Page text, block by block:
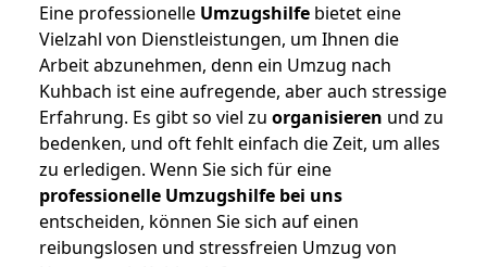
Eine professionelle Umzugshilfe bietet eine
Vielzahl von Dienstleistungen, um Ihnen die
Arbeit abzunehmen, denn ein Umzug nach
Kuhbach ist eine aufregende, aber auch stressige
Erfahrung. Es gibt so viel zu organisieren und zu
bedenken, und oft fehlt einfach die Zeit, um alles
zu erledigen. Wenn Sie sich für eine
professionelle Umzugshilfe bei uns
entscheiden, können Sie sich auf einen
reibungslosen und stressfreien Umzug von